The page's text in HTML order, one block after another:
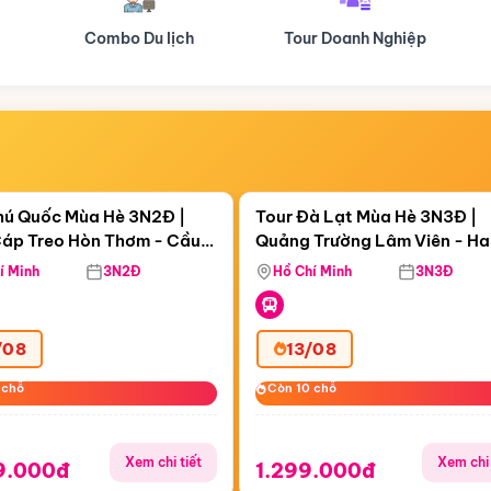
Tour Doanh Nghiệp Du lịch Hành Hương
15:55:56
Treo Hòn Thơm
Quốc Mùa Hè 3N2Đ |
Treo Hòn Thơm - Cầu
Viên Nước Aquatopia
Minh 3N2Đ
Xem chi tiết
Còn06 ngày 15:55:56
Tour Đà Lạt Mùa Hè 3N3Đ |
Quảng Trường Lâm Viên -
Hill - Puppy Farm
Hồ Chí Minh 3N3Đ
13/08
Còn 10 chỗ
Còn 10 chỗ
1.299.000đ Xem